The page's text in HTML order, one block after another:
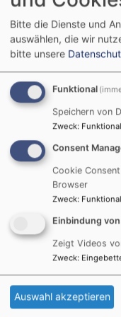
Die Lieselotten
Motto. 2026 ist es
beeindruckten
und ihre
September startet
auch für private
Bitte die Dienste und
auswählen, die wir
bitte unsere
Funktional
Speichern von
Zweck: Funktional
Consent
Cookie
Browser
Zweck: Funktional
Einbindung
Zeigt Videos
Zweck:
Auswahl akzeptieren